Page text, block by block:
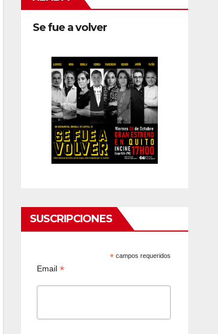
Se fue a volver
SUSCRIPCIONES
* campos requeridos
Email *